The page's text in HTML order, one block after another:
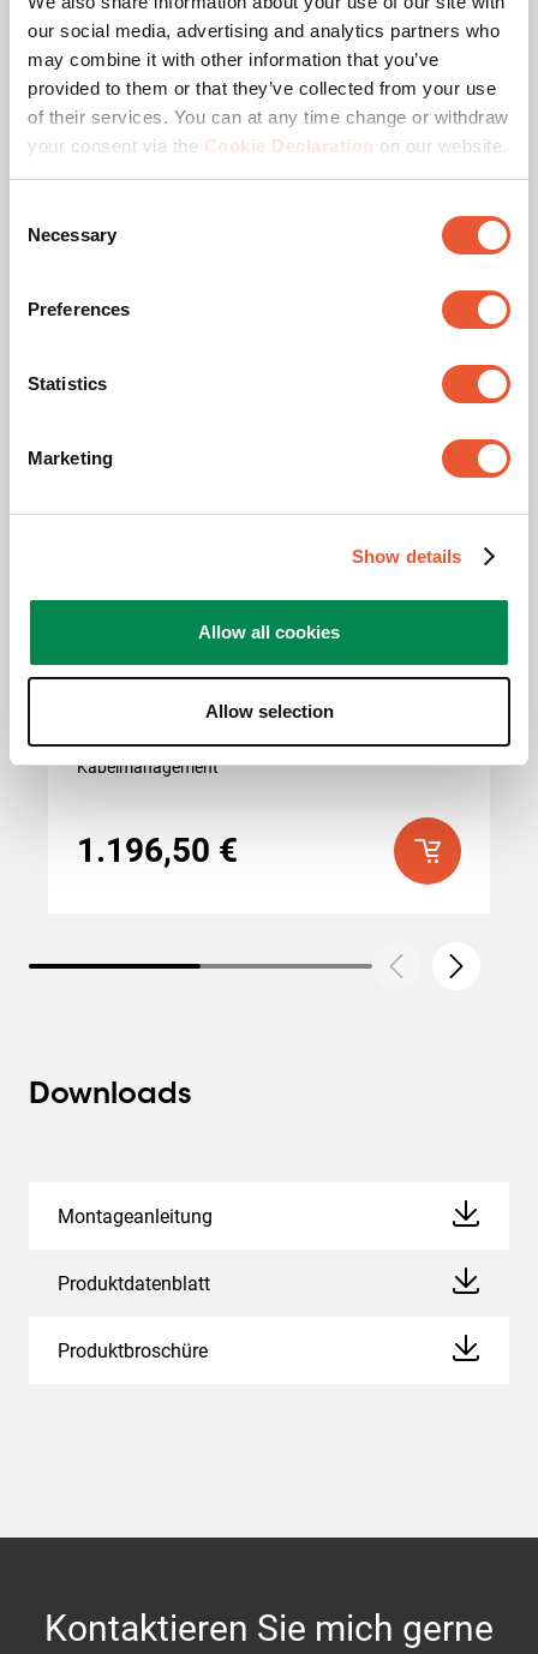
our social media, advertising and analytics partners who
may combine it with other information that you’ve
provided to them or that they’ve collected from your use
of their services. You can at any time change or withdraw
your consent via the Cookie Declaration on our website.
Selection
Necessary
Preferences
Statistics
Marketing
Show details
Allow all cookies
Allow selection
Farbe Silber
Höhe (mm) 1913
Max. Abstand zum Boden - zentrales Display (mm)1818
Bracket or Interface
Flache Bodenplatte
Integriertes
Kabelmanagement
1.196,50 €
Downloads
Montageanleitung
Produktdatenblatt
Produktbroschüre
Kontaktieren Sie mich gerne